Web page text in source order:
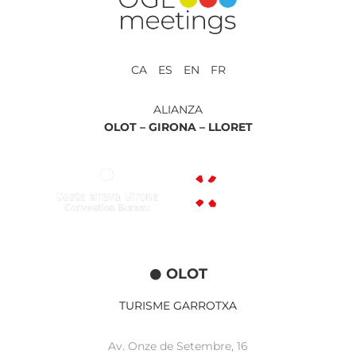
CA ES EN FR
ALIANZA
OLOT – GIRONA – LLORET
OLOT
TURISME GARROTXA
Av. Onze de Setembre, 16